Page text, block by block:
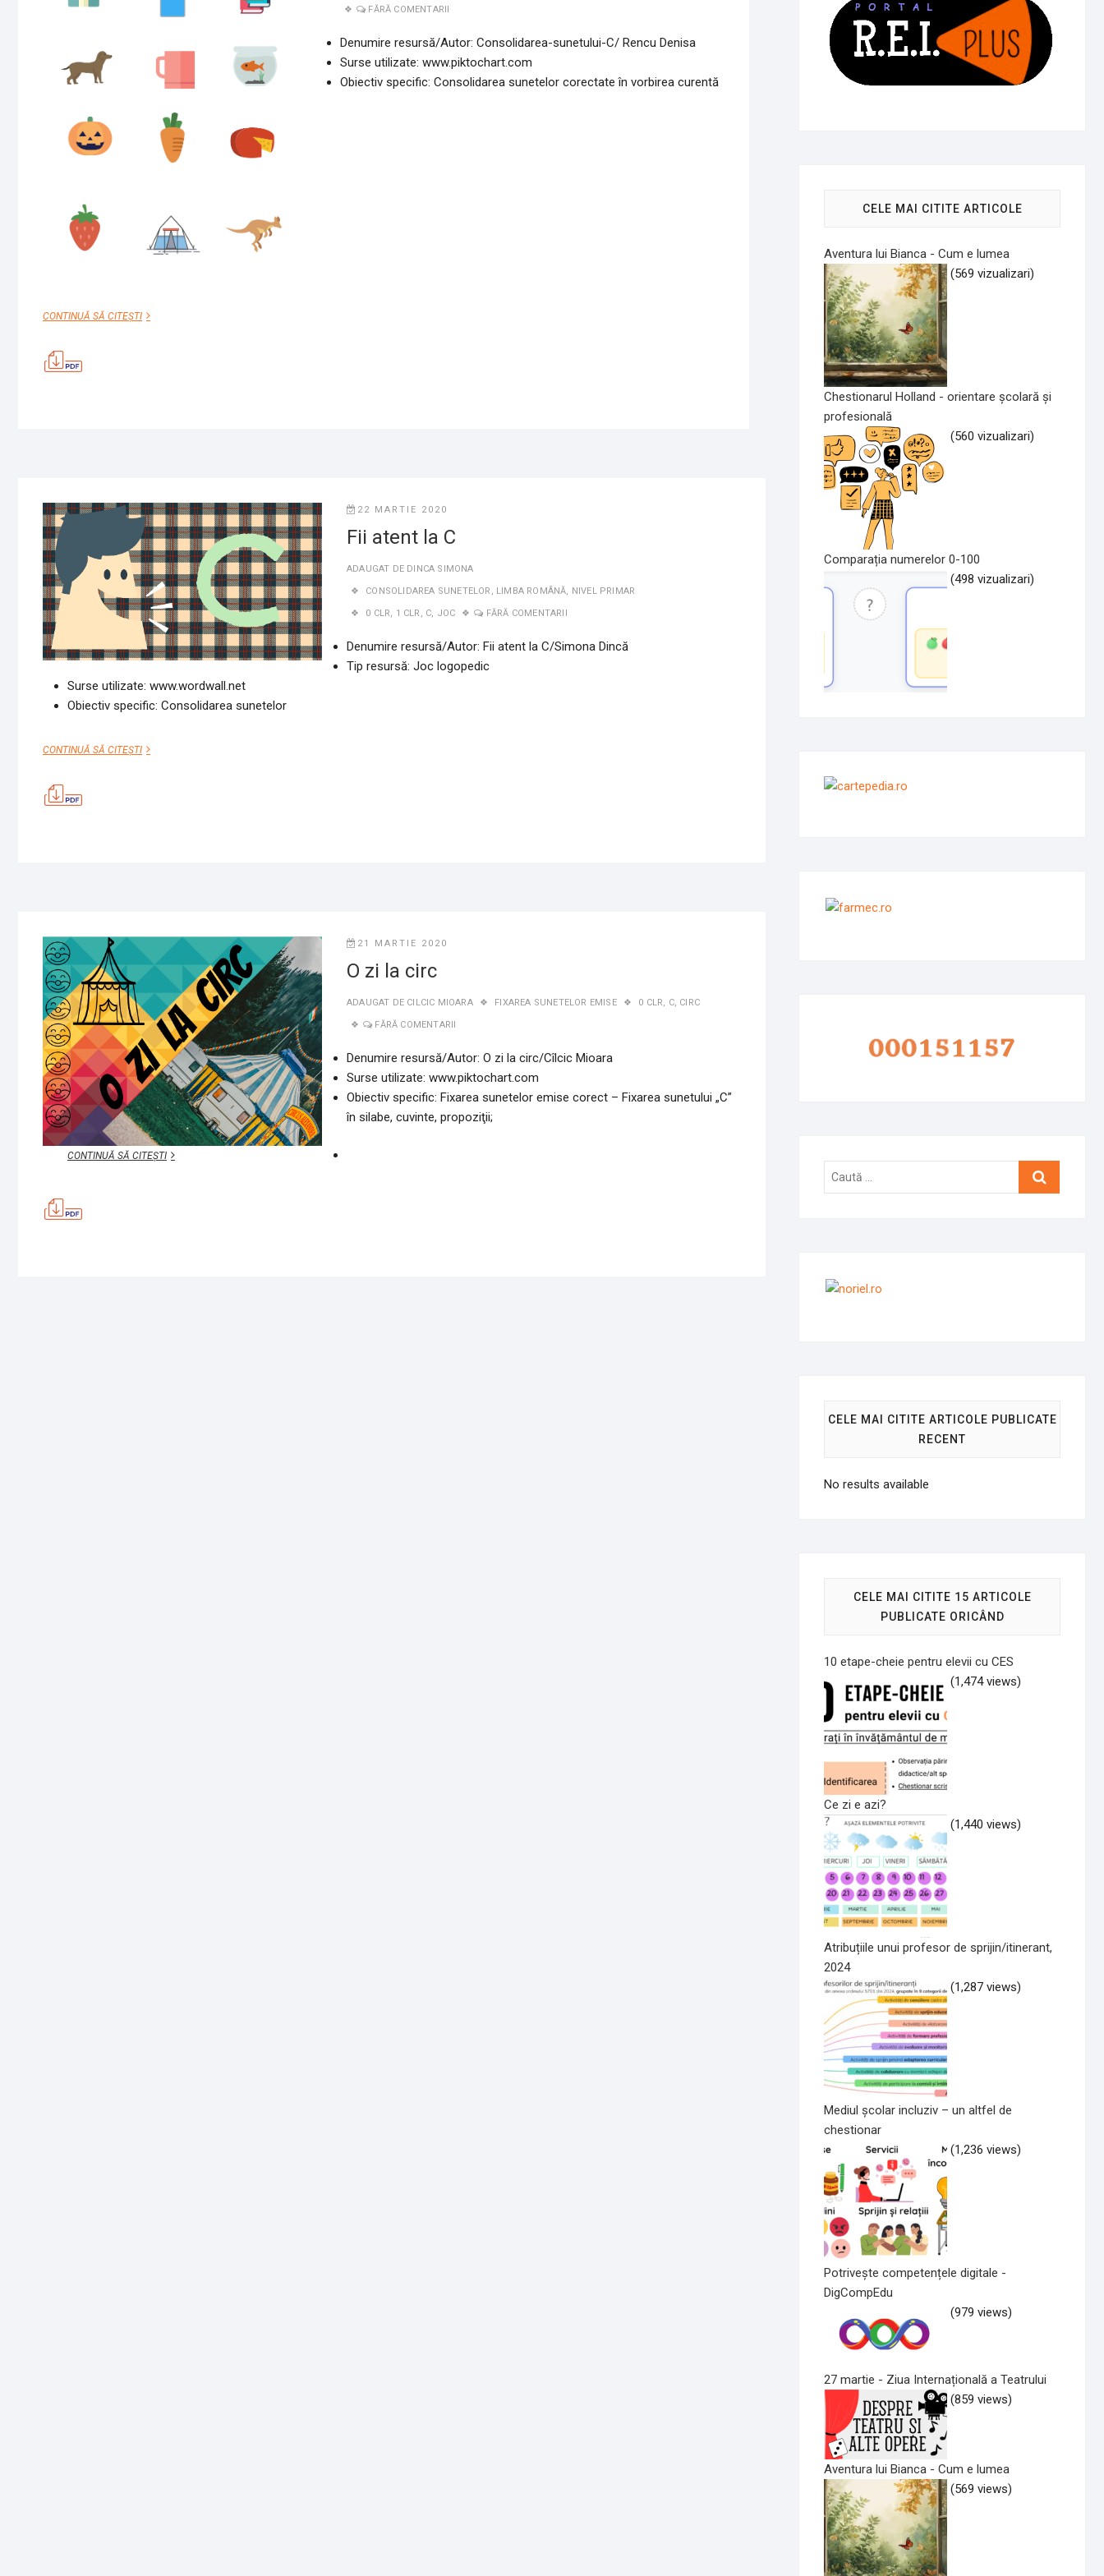
FĂRĂ COMENTARII
Denumire resursă/Autor: Consolidarea-sunetului-C/ Rencu Denisa
Surse utilizate: www.piktochart.com
Obiectiv specific: Consolidarea sunetelor corectate în vorbirea curentă
CONTINUĂ SĂ CITEȘTICONSOLIDAREA
22 MARTIE 2020
Fii atent la C
ADAUGAT DE DINCA SIMONA
CONSOLIDAREA SUNETELOR , LIMBA ROMÂNĂ, NIVEL PRIMAR
0 CLR, 1 CLR , C, JOC FĂRĂ COMENTARII
Denumire resursă/Autor: Fii atent la C/Simona Dincă
Tip resursă: Joc logopedic
Surse utilizate: www.wordwall.net
Obiectiv specific: Consolidarea sunetelor
CONTINUĂ SĂ CITEȘTIFII
21 MARTIE 2020
O zi la circ
ADAUGAT DE CILCIC MIOARA FIXAREA SUNETELOR EMISE 0 CLR, C, CIRC
FĂRĂ COMENTARII
Denumire resursă/Autor: O zi la circ/Cîlcic Mioara
Surse utilizate: www.piktochart.com
Obiectiv specific: Fixarea sunetelor emise corect – Fixarea sunetului „C”
în silabe, cuvinte, propoziţii;
CONTINUĂ SĂ CITEȘTIO
CELE MAI CITITE ARTICOLE
Aventura lui Bianca - Cum e lumea
(569 vizualizari)
Chestionarul Holland - orientare școlară și
profesională
(560 vizualizari)
Comparația numerelor 0-100
(498 vizualizari)
Caută
CELE MAI CITITE ARTICOLE PUBLICATE
RECENT
No results available
CELE MAI CITITE 15 ARTICOLE
PUBLICATE ORICÂND
10 etape-cheie pentru elevii cu CES
(1,474 views)
Ce zi e azi?
(1,440 views)
Atribuțiile unui profesor de sprijin/itinerant,
2024
(1,287 views)
Mediul școlar incluziv – un altfel de
chestionar
(1,236 views)
Potrivește competențele digitale -
DigCompEdu
(979 views)
27 martie - Ziua Internațională a Teatrului
(859 views)
Aventura lui Bianca - Cum e lumea
(569 views)